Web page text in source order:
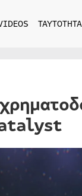
ΤΑΥΤΟΤΗΤΑ